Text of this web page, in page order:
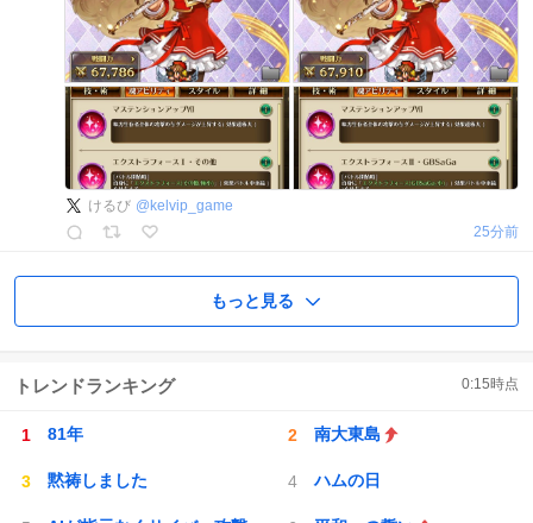
けるび @ kelvip_game
25分前
もっと見る
トレンドランキング 0:15時点
81年 南大東島
黙祷しました ハムの日